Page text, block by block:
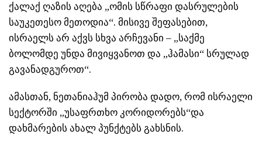
ქალაქ ღაზის აღება „ომის სწრაფი დასრულების
საუკეთესო მეთოდია“. მისივე შეფასებით,
ისრაელს არ აქვს სხვა არჩევანი – „საქმე
ბოლომდე უნდა მივიყვანოთ და „ჰამასი“ სრულად
გავანადგუროთ“.
ამასთან, ნეთანიაჰუმ პირობა დადო, რომ ისრაელი
სექტორში „უსაფრთხო კორიდორებს“და
დახმარების ახალ პუნქტებს გახსნის.